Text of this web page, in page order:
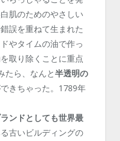
肌のためのやさしい
誤を重ねて生まれた
やタイムの油で作っ
取り除くことに重点
たら、なんと半透明の
きちゃった。1789年
ンドとしても世界最
古いビルディングの